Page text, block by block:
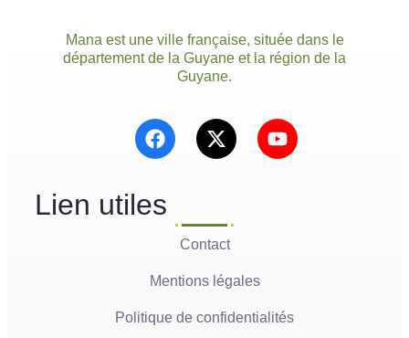
Mana est une ville française, située dans le
département de la Guyane et la région de la
Guyane.
Lien utiles
Contact
Mentions légales
Politique de confidentialités